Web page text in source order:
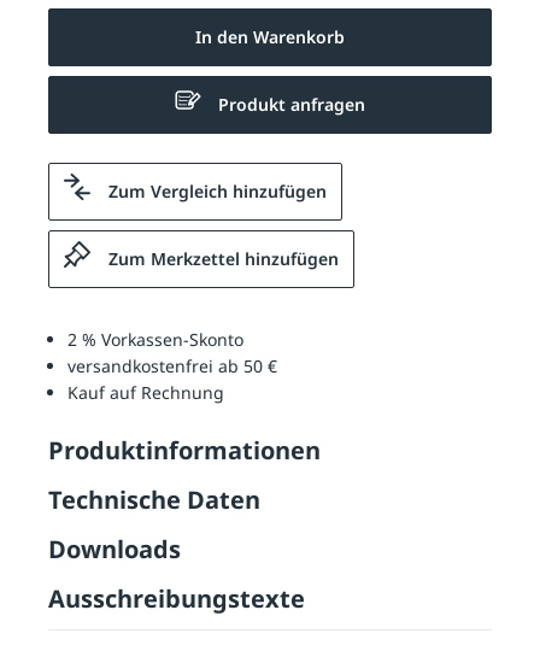
In den Warenkorb
Produkt anfragen
Zum Vergleich hinzufügen
Zum Merkzettel hinzufügen
2 % Vorkassen-Skonto
versandkostenfrei ab 50 €
Kauf auf Rechnung
Produktinformationen
Technische Daten
Downloads
Ausschreibungstexte